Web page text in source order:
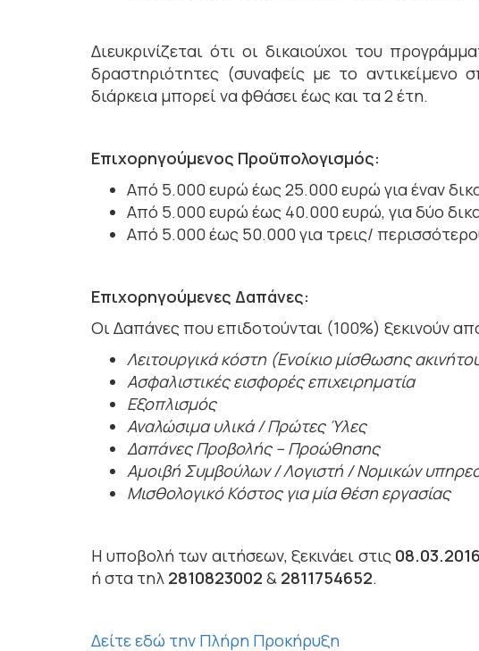
Διευκρινίζεται ότι οι δικαιούχοι του
δραστηριότητες (συναφείς με το αντικείμενο
διάρκεια μπορεί να φθάσει έως και τα 2 έτη.
Επιχορηγούμενος Προϋπολογισμός:
Από 5.000 ευρώ έως 25.000 ευρώ για έναν
Από 5.000 ευρώ έως 40.000 ευρώ, για δύο
Από 5.000 έως 50.000 για τρεις/
Επιχορηγούμενες Δαπάνες:
Οι Δαπάνες που επιδοτούνται (100%) ξεκινούν
Λειτουργικά κόστη (Ενοίκιο μίσθωσης
Ασφαλιστικές εισφορές επιχειρηματία
Εξοπλισμός
Αναλώσιμα υλικά / Πρώτες Ύλες
Δαπάνες Προβολής – Προώθησης
Αμοιβή Συμβούλων / Λογιστή / Νομικών
Μισθολογικό Κόστος για μία θέση εργασίας
Η υποβολή των αιτήσεων, ξεκινάει στις
ή στα τηλ 2810823002 & 2811754652.
Δείτε εδώ την Πλήρη Προκήρυξη